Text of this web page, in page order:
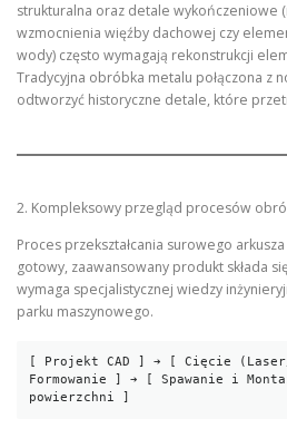
strukturalna oraz detale wykończeniowe
wzmocnienia więźby dachowej czy
wody) często wymagają rekonstrukcji
Tradycyjna obróbka metalu połączona z
odtworzyć historyczne detale, które
2. Kompleksowy przegląd procesów
Proces przekształcania surowego
gotowy, zaawansowany produkt składa
wymaga specjalistycznej wiedzy
parku maszynowego.
[ Projekt CAD ] ➔ [ Cięcie
Formowanie ] ➔ [ Spawanie i